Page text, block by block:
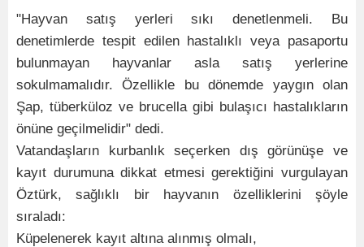
"Hayvan satış yerleri sıkı denetlenmeli. Bu
denetimlerde tespit edilen hastalıklı veya pasaportu
bulunmayan hayvanlar asla satış yerlerine
sokulmamalıdır. Özellikle bu dönemde yaygın olan
Şap, tüberküloz ve brucella gibi bulaşıcı hastalıkların
önüne geçilmelidir" dedi.
Vatandaşların kurbanlık seçerken dış görünüşe ve
kayıt durumuna dikkat etmesi gerektiğini vurgulayan
Öztürk, sağlıklı bir hayvanın özelliklerini şöyle
sıraladı:
Küpelenerek kayıt altına alınmış olmalı,